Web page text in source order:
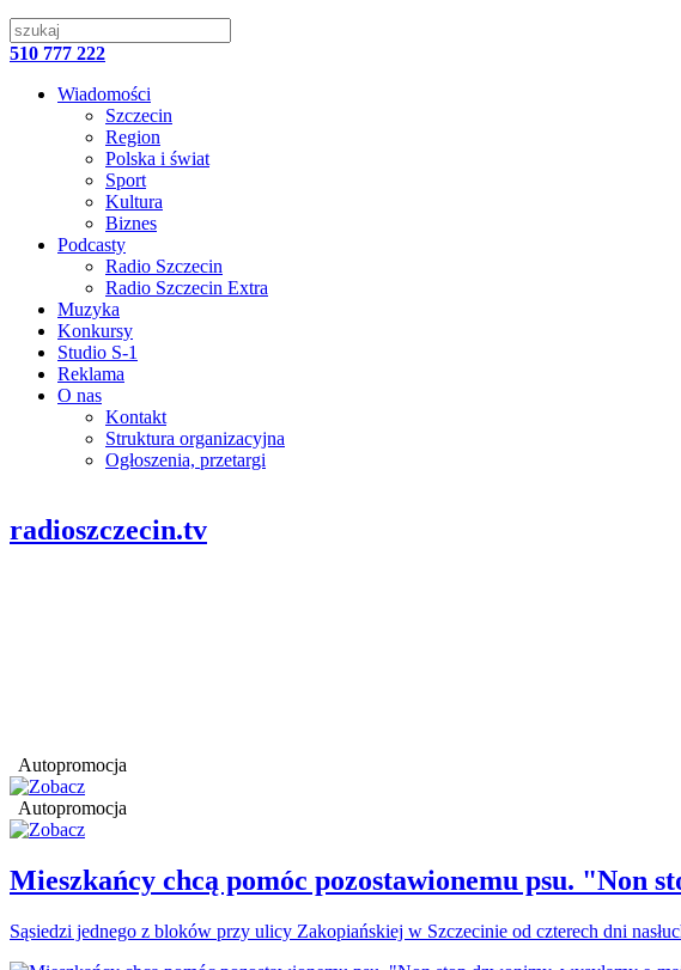
510 777 222
Wiadomości
Szczecin
Region
Polska i świat
Sport
Kultura
Biznes
Podcasty
Radio Szczecin
Radio Szczecin Extra
Muzyka
Konkursy
Studio S-1
Reklama
O nas
Kontakt
Struktura organizacyjna
Ogłoszenia, przetargi
radioszczecin.tv
Autopromocja
Autopromocja
Mieszkańcy chcą pomóc pozostawionemu psu. "Non
Sąsiedzi jednego z bloków przy ulicy Zakopiańskiej w Szczecinie od czterech dni